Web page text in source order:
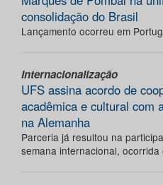
consolidação do Brasil
Lançamento ocorreu em
Internacionalização
UFS assina acordo de
acadêmica e cultural com
na Alemanha
Parceria já resultou na
semana internacional,